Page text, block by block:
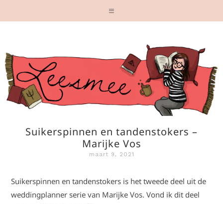
Suikerspinnen en tandenstokers –
Marijke Vos
maart 9, 2021
Suikerspinnen en tandenstokers is het tweede deel uit de
weddingplanner serie van Marijke Vos. Vond ik dit deel